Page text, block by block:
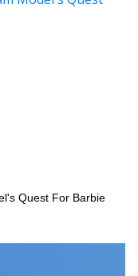
Quest For Barbie